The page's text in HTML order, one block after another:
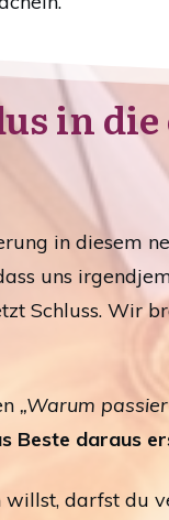
in
in diesem
uns
Schluss. Wir
„Warum
Beste daraus
darfst du